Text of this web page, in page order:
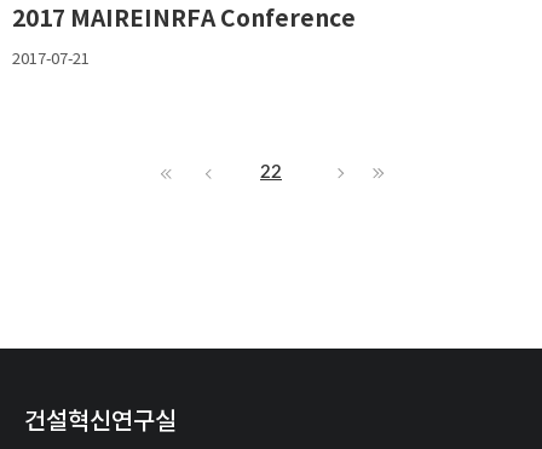
2017 MAIREINRFA Conference
2017-07-21
22
건설혁신연구실